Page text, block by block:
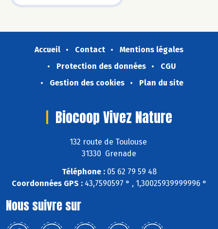
Accueil Contact
Mentions légales
Protection des données
CGU
Gestion des cookies
Plan du site
Biocoop Vivez Nature
132 route de Toulouse
31330 Grenade
Téléphone :05 62 79 59 48
Coordonnées GPS :43,7590597 ° , 1,30025939999996 °
Nous suivre sur